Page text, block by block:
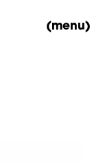
(menu)